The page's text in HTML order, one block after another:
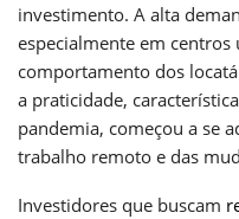
investimento. A alta
especialmente em
comportamento dos
a praticidade,
pandemia, começou a se
trabalho remoto e das
Investidores que buscam